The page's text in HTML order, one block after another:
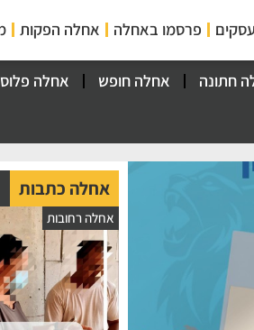
פרסמו באחלה אחלה הפקות
חתונה אחלה חופש אחלה פלוס
אחלה כתבות
אחלה רחובות